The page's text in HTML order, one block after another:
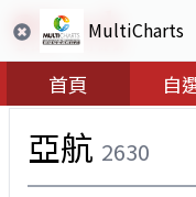
MultiCharts
首頁 自
亞航 2630